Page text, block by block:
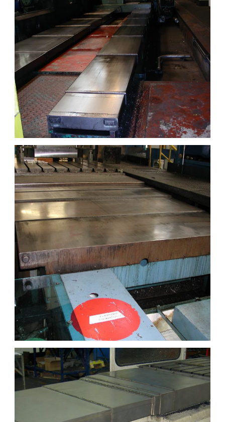
CARTER TÉLESCOPIQUE SUR SITE 13
CARTER TÉLESCOPIQUE SUR SITE 12